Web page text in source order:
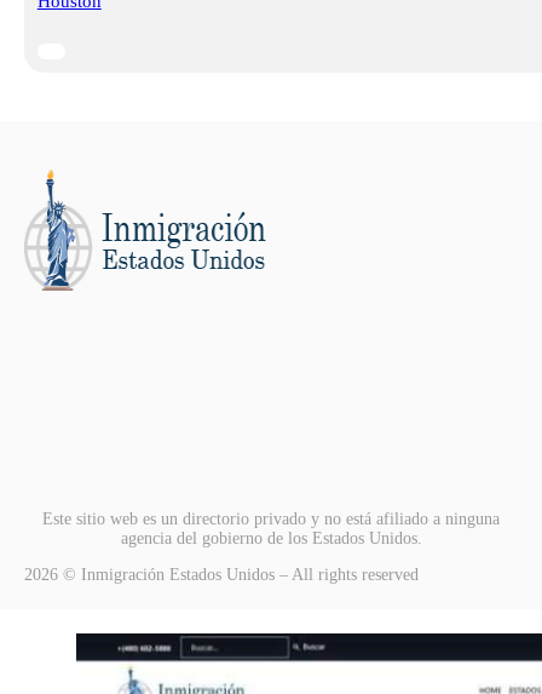
Este sitio web es un directorio privado y no está afiliado a ninguna
agencia del gobierno de los Estados Unidos.
2026 © Inmigración Estados Unidos – All rights reserved